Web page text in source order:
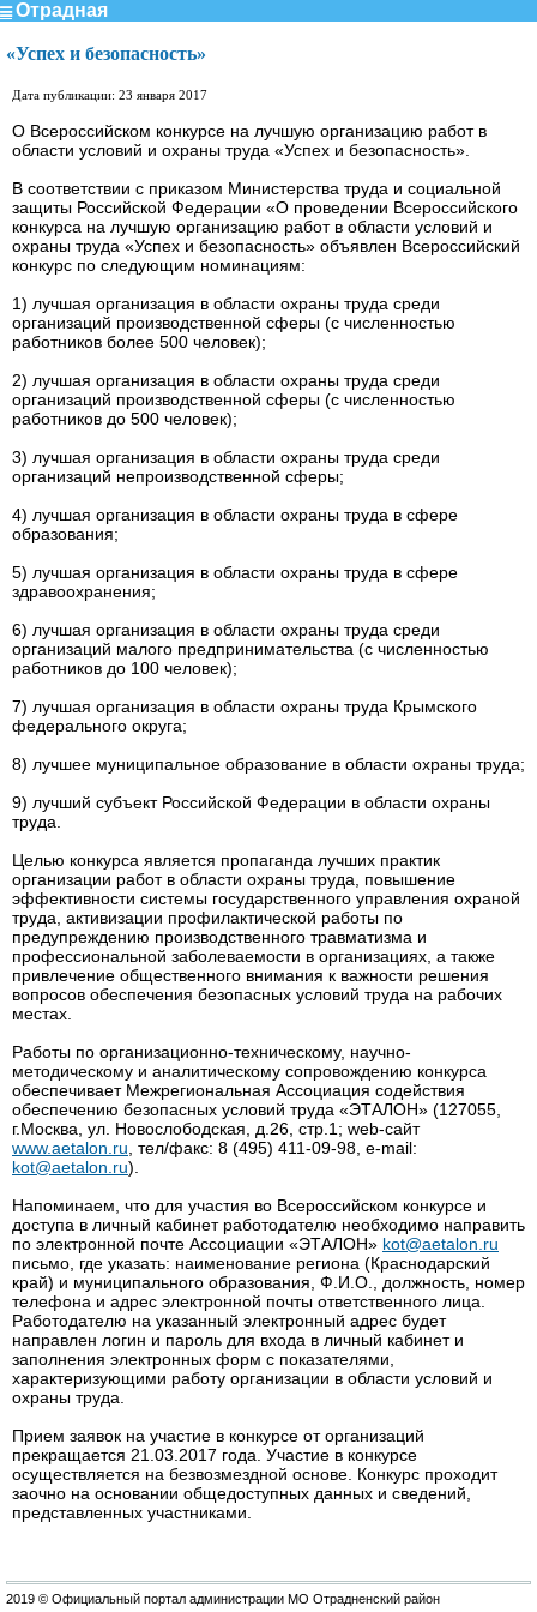
Отрадная
«Успех и безопасность»
Дата публикации: 23 января 2017
О Всероссийском конкурсе на лучшую организацию работ в
области условий и охраны труда «Успех и безопасность».
В соответствии с приказом Министерства труда и социальной
защиты Российской Федерации «О проведении Всероссийского
конкурса на лучшую организацию работ в области условий и
охраны труда «Успех и безопасность» объявлен Всероссийский
конкурс по следующим номинациям:
1) лучшая организация в области охраны труда среди
организаций производственной сферы (с численностью
работников более 500 человек);
2) лучшая организация в области охраны труда среди
организаций производственной сферы (с численностью
работников до 500 человек);
3) лучшая организация в области охраны труда среди
организаций непроизводственной сферы;
4) лучшая организация в области охраны труда в сфере
образования;
5) лучшая организация в области охраны труда в сфере
здравоохранения;
6) лучшая организация в области охраны труда среди
организаций малого предпринимательства (с численностью
работников до 100 человек);
7) лучшая организация в области охраны труда Крымского
федерального округа;
8) лучшее муниципальное образование в области охраны труда;
9) лучший субъект Российской Федерации в области охраны
труда.
Целью конкурса является пропаганда лучших практик
организации работ в области охраны труда, повышение
эффективности системы государственного управления охраной
труда, активизации профилактической работы по
предупреждению производственного травматизма и
профессиональной заболеваемости в организациях, а также
привлечение общественного внимания к важности решения
вопросов обеспечения безопасных условий труда на рабочих
местах.
Работы по организационно-техническому, научно-
методическому и аналитическому сопровождению конкурса
обеспечивает Межрегиональная Ассоциация содействия
обеспечению безопасных условий труда «ЭТАЛОН» (127055,
г.Москва, ул. Новослободская, д.26, стр.1; web-сайт
www.aetalon.ru , тел/факс: 8 (495) 411-09-98, e-mail:
kot@aetalon.ru).
Напоминаем, что для участия во Всероссийском конкурсе и
доступа в личный кабинет работодателю необходимо направить
по электронной почте Ассоциации «ЭТАЛОН» kot@aetalon.ru
письмо, где указать: наименование региона (Краснодарский
край) и муниципального образования, Ф.И.О., должность, номер
телефона и адрес электронной почты ответственного лица.
Работодателю на указанный электронный адрес будет
направлен логин и пароль для входа в личный кабинет и
заполнения электронных форм с показателями,
характеризующими работу организации в области условий и
охраны труда.
Прием заявок на участие в конкурсе от организаций
прекращается 21.03.2017 года. Участие в конкурсе
осуществляется на безвозмездной основе. Конкурс проходит
заочно на основании общедоступных данных и сведений,
представленных участниками.
2019 © Официальный портал администрации МО Отрадненский район